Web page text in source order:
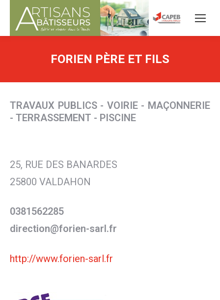
FORIEN PÈRE ET FILS
TRAVAUX PUBLICS - VOIRIE - MAÇONNERIE
- TERRASSEMENT - PISCINE
25, RUE DES BANARDES
25800 VALDAHON
0381562285
direction@forien-sarl.fr
http://www.forien-sarl.fr